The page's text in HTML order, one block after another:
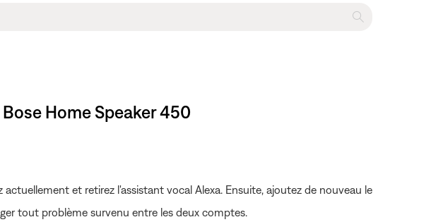
Home Speaker 450
et retirez l'assistant vocal Alexa. Ensuite, ajoutez de nouveau le
tout problème survenu entre les deux comptes.